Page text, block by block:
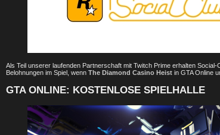
Als Teil unserer laufenden Partnerschaft mit Twitch Prime erhalten
Belohnungen im Spiel, wenn The Diamond Casino Heist in GTA Online
GTA ONLINE: KOSTENLOSE SPIELHALLE